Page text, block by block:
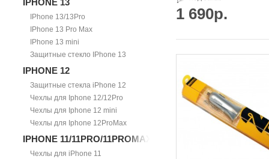
IPHONE 13
IPhone 13/13Pro
IPhone 13 Pro Max
IPhone 13 mini
Защитные стекло IPhone 13
IPHONE 12
Защитные стекла iPhone 12
Чехлы для Iphone 12/12Pro
Чехлы для Iphone 12 mini
Чехлы для Iphone 12ProMax
IPHONE 11/11PRO/11PROMAX
Чехлы для iPhone 11
1 690р.